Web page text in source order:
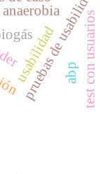
pruebas de usabilidad
test con usuarios
usabilidad abp